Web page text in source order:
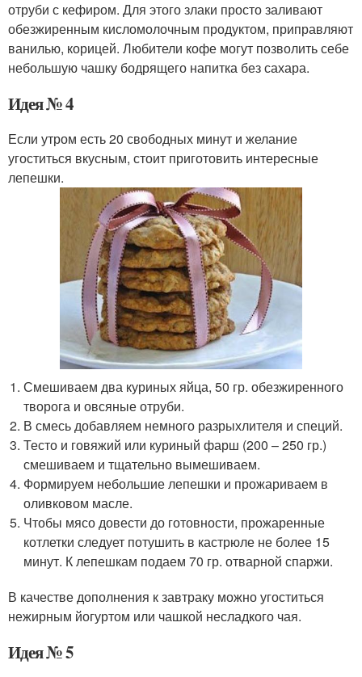
отруби с кефиром. Для этого злаки просто заливают
обезжиренным кисломолочным продуктом, приправляют
ванилью, корицей. Любители кофе могут позволить себе
небольшую чашку бодрящего напитка без сахара.
Идея № 4
Если утром есть 20 свободных минут и желание
угоститься вкусным, стоит приготовить интересные
лепешки.
Смешиваем два куриных яйца, 50 гр. обезжиренного
творога и овсяные отруби.
В смесь добавляем немного разрыхлителя и специй.
Тесто и говяжий или куриный фарш (200 – 250 гр.)
смешиваем и тщательно вымешиваем.
Формируем небольшие лепешки и прожариваем в
оливковом масле.
Чтобы мясо довести до готовности, прожаренные
котлетки следует потушить в кастрюле не более 15
минут. К лепешкам подаем 70 гр. отварной спаржи.
В качестве дополнения к завтраку можно угоститься
нежирным йогуртом или чашкой несладкого чая.
Идея № 5